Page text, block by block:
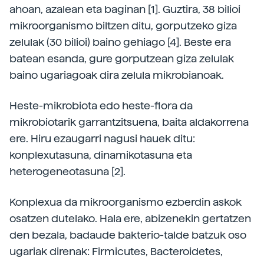
ahoan, azalean eta baginan [1]. Guztira, 38 bilioi
mikroorganismo biltzen ditu, gorputzeko giza
zelulak (30 bilioi) baino gehiago [4]. Beste era
batean esanda, gure gorputzean giza zelulak
baino ugariagoak dira zelula mikrobianoak.
Heste-mikrobiota edo heste-flora da
mikrobiotarik garrantzitsuena, baita aldakorrena
ere. Hiru ezaugarri nagusi hauek ditu:
konplexutasuna, dinamikotasuna eta
heterogeneotasuna [2].
Konplexua da mikroorganismo ezberdin askok
osatzen dutelako. Hala ere, abizenekin gertatzen
den bezala, badaude bakterio-talde batzuk oso
ugariak direnak: Firmicutes, Bacteroidetes,